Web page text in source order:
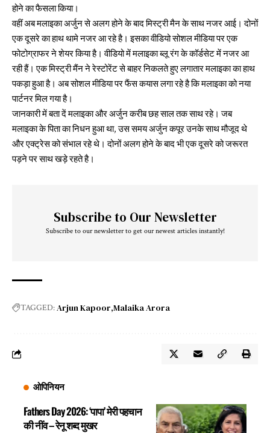
होने का फैसला किया।
वहीं अब मलाइका अर्जुन से अलग होने के बाद मिस्ट्री मैन के साथ नजर आई। दोनों
एक दूसरे का हाथ थामे नजर आ रहे है। इसका वीडियो सोशल मीडिया पर एक
फोटोग्राफर ने शेयर किया है। वीडियो में मलाइका ब्लू रंग के कॉर्डसेट में नजर आ
रही हैं। एक मिस्ट्री मैंन ने रेस्टोरेंट से बाहर निकलते हुए लगातार मलाइका का हाथ
पकड़ा हुआ है। अब सोशल मीडिया पर फैंस कयास लगा रहे है कि मलाइका को नया
पार्टनर मिल गया है।
जानकारी में बता दें मलाइका और अर्जुन करीब छह साल तक साथ रहे। जब
मलाइका के पिता का निधन हुआ था, उस समय अर्जुन कपूर उनके साथ मौजूद थे
और एक्ट्रेस को संभाल रहे थे। दोनों अलग होने के बाद भी एक दूसरे को जरूरत
पड़ने पर साथ खड़े रहते है।
Subscribe to Our Newsletter
Subscribe to our newsletter to get our newest articles instantly!
TAGGED:Arjun Kapoor Malaika Arora
ओपिनियन
Fathers Day 2026: ‘पापा’ मेरी पहचान
की नींव – रेनू शब्द मुखर